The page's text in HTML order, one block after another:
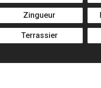
Zingueur
Terrassier